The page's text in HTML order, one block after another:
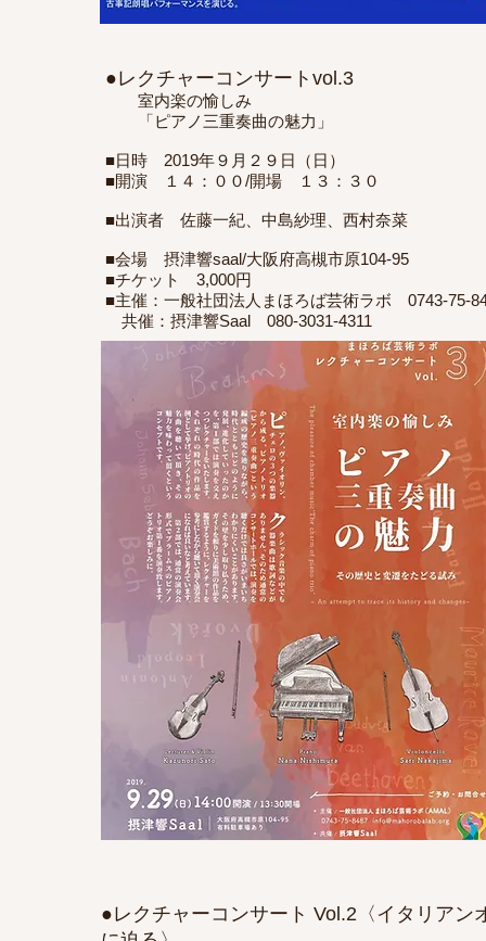
●レクチャーコンサートvol.3
室内楽の愉しみ
「ピアノ三重奏曲の魅力」
■日時 2019年９月２９日（日）
■開演 １４：００/開場 １３：３０
■出演者 佐藤一紀、中島紗理、西村奈菜
■会場 摂津響saal/大阪府高槻市原104-95
■チケット 3,000円
■主催：一般社団法人まほろば芸術ラボ 0743-75-
共催：摂津響Saal 080-3031-4311
●レクチャーコンサート Vol.2〈イタリアン